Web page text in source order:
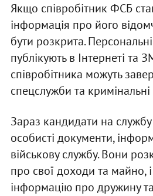
Якщо співробітник ФСБ
інформація про його
бути розкрита.
публікують в Інтернеті та
співробітника можуть
спецслужби та
Зараз кандидати на
особисті документи,
військову службу. Вони
про свої доходи та майно,
інформацію про дружину